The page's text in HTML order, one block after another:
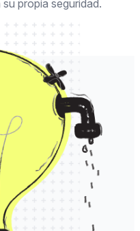
propia seguridad.